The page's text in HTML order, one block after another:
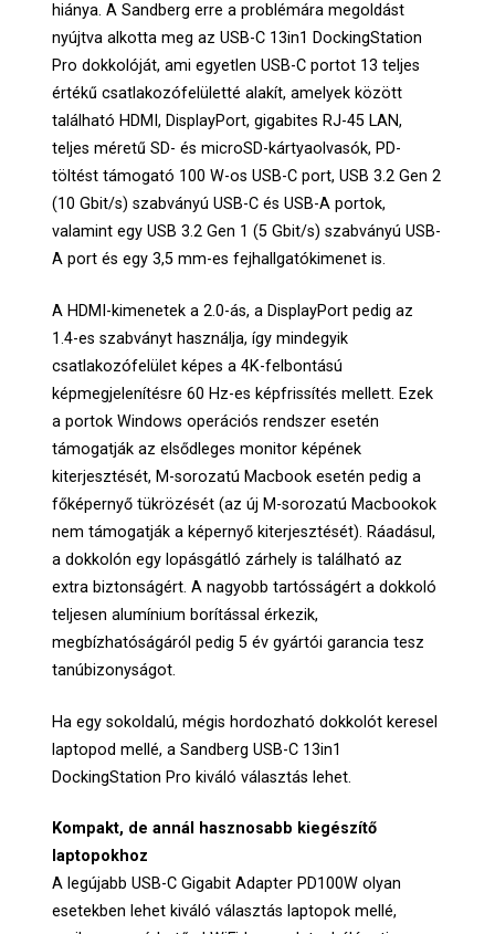
hiánya. A Sandberg erre a problémára megoldást
nyújtva alkotta meg az USB-C 13in1 DockingStation
Pro dokkolóját, ami egyetlen USB-C portot 13 teljes
értékű csatlakozófelületté alakít, amelyek között
található HDMI, DisplayPort, gigabites RJ-45 LAN,
teljes méretű SD- és microSD-kártyaolvasók, PD-
töltést támogató 100 W-os USB-C port, USB 3.2 Gen 2
(10 Gbit/s) szabványú USB-C és USB-A portok,
valamint egy USB 3.2 Gen 1 (5 Gbit/s) szabványú USB-
A port és egy 3,5 mm-es fejhallgatókimenet is.
A HDMI-kimenetek a 2.0-ás, a DisplayPort pedig az
1.4-es szabványt használja, így mindegyik
csatlakozófelület képes a 4K-felbontású
képmegjelenítésre 60 Hz-es képfrissítés mellett. Ezek
a portok Windows operációs rendszer esetén
támogatják az elsődleges monitor képének
kiterjesztését, M-sorozatú Macbook esetén pedig a
főképernyő tükrözését (az új M-sorozatú Macbookok
nem támogatják a képernyő kiterjesztését). Ráadásul,
a dokkolón egy lopásgátló zárhely is található az
extra biztonságért. A nagyobb tartósságért a dokkoló
teljesen alumínium borítással érkezik,
megbízhatóságáról pedig 5 év gyártói garancia tesz
tanúbizonyságot.
Ha egy sokoldalú, mégis hordozható dokkolót keresel
laptopod mellé, a Sandberg USB-C 13in1
DockingStation Pro kiváló választás lehet.
Kompakt, de annál hasznosabb kiegészítő
laptopokhoz
A legújabb USB-C Gigabit Adapter PD100W olyan
esetekben lehet kiváló választás laptopok mellé,